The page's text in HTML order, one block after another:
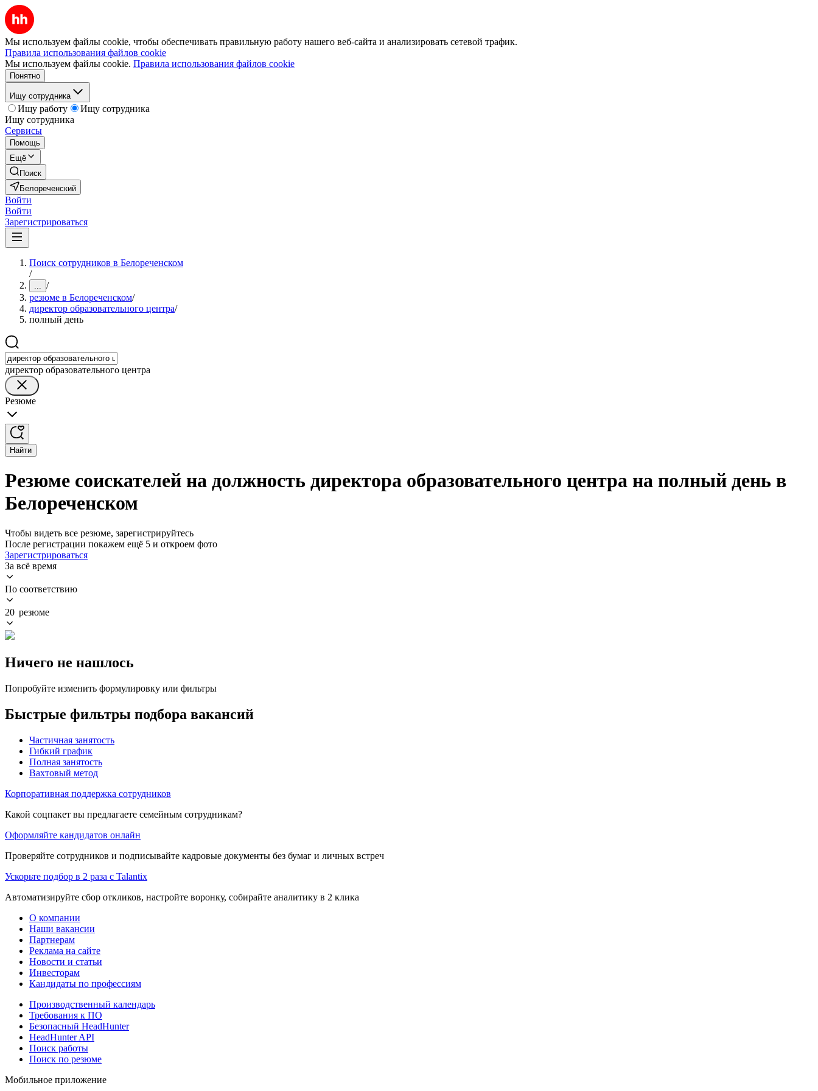
Мы используем файлы cookie, чтобы обеспечивать правильную работу нашего веб-сайта и анализировать сетевой трафик.
Правила использования файлов cookie
Мы используем файлы cookie. Правила использования файлов cookie
Понятно
Ищу сотрудника
Ищу работу
Ищу сотрудника
Ищу сотрудника
Сервисы
Помощь
Ещё
Поиск
Белореченский
Войти
Войти
Зарегистрироваться
Поиск сотрудников в Белореченском
/
... /
резюме в Белореченском/
директор образовательного центра/
полный день
директор образовательного центра
Резюме
Найти
Резюме соискателей на должность директора образовательного центра на полный день в
Белореченском
Чтобы видеть все резюме, зарегистрируйтесь
После регистрации покажем ещё 5 и откроем фото
Зарегистрироваться
За всё время
По соответствию
20 резюме
Ничего не нашлось
Попробуйте изменить формулировку или фильтры
Быстрые фильтры подбора вакансий
Частичная занятость
Гибкий график
Полная занятость
Вахтовый метод
Корпоративная поддержка сотрудников
Какой соцпакет вы предлагаете семейным сотрудникам?
Оформляйте кандидатов онлайн
Проверяйте сотрудников и подписывайте кадровые документы без бумаг и личных встреч
Ускорьте подбор в 2 раза с Talantix
Автоматизируйте сбор откликов, настройте воронку, собирайте аналитику в 2 клика
О компании
Наши вакансии
Партнерам
Реклама на сайте
Новости и статьи
Инвесторам
Кандидаты по профессиям
Производственный календарь
Требования к ПО
Безопасный HeadHunter
HeadHunter API
Поиск работы
Поиск по резюме
Мобильное приложение